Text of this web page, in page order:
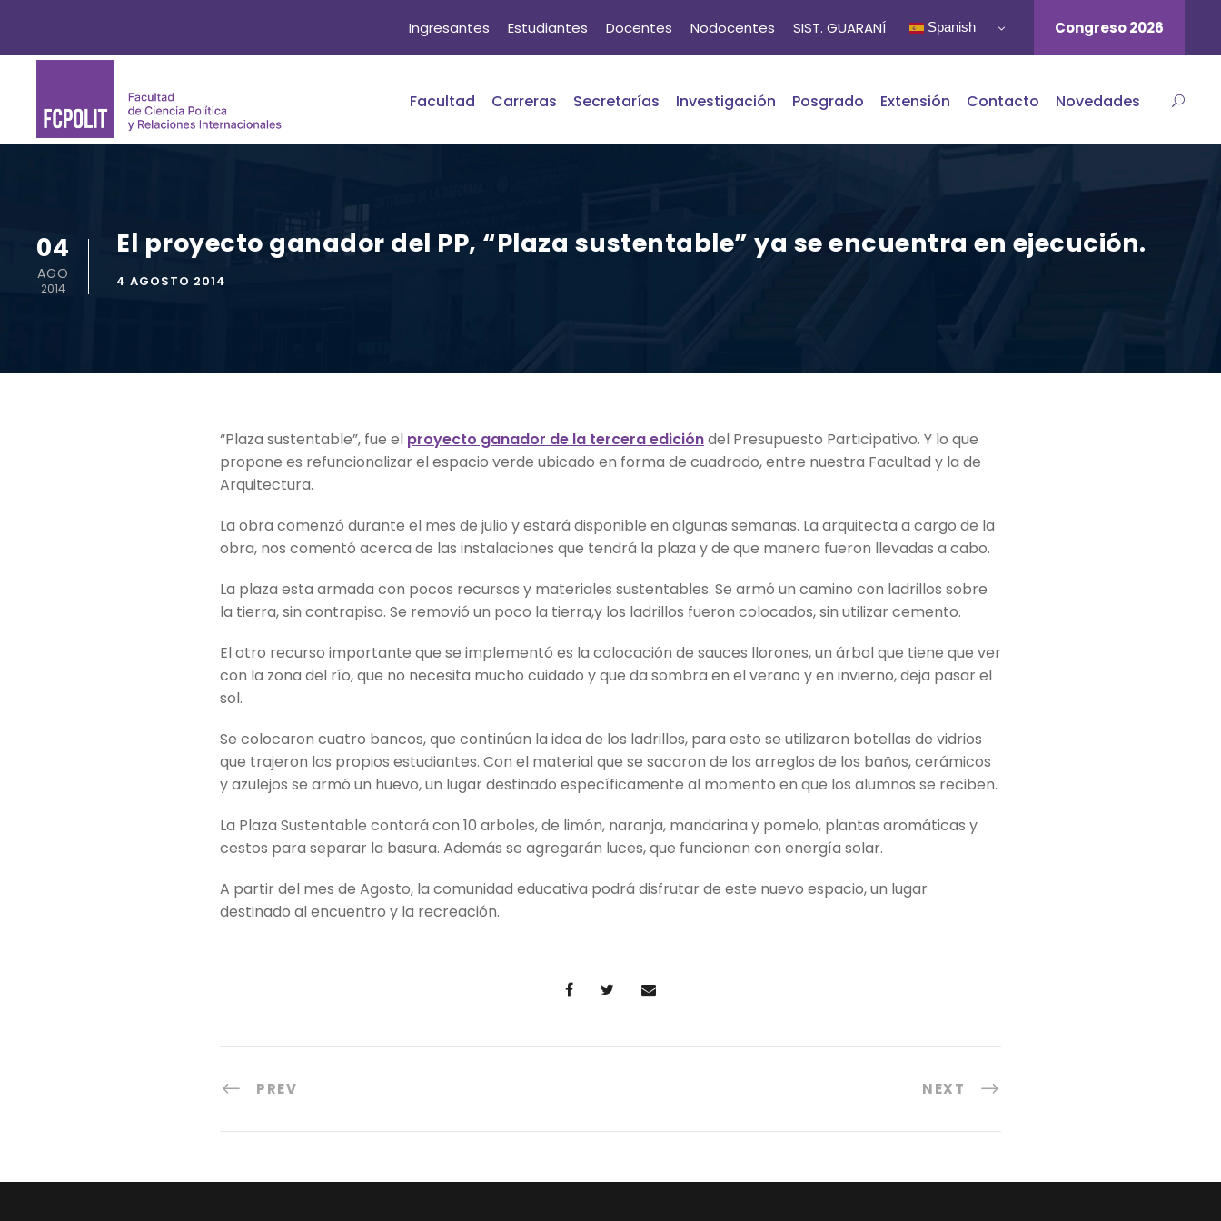
Ingresantes Estudiantes Docentes Nodocentes SIST. GUARANÍ Spanish Congreso 2026
Facultad Carreras Secretarías Investigación Posgrado Extensión Contacto Novedades
04
AGO
2014
El proyecto ganador del PP, “Plaza sustentable” ya se encuentra en ejecución.
4 AGOSTO 2014
“Plaza sustentable”, fue el proyecto ganador de la tercera edicióndel Presupuesto Participativo. Y lo que
propone es refuncionalizar el espacio verde ubicado en forma de cuadrado, entre nuestra Facultad y la de
Arquitectura.
La obra comenzó durante el mes de julio y estará disponible en algunas semanas. La arquitecta a cargo de la
obra, nos comentó acerca de las instalaciones que tendrá la plaza y de que manera fueron llevadas a cabo.
La plaza esta armada con pocos recursos y materiales sustentables. Se armó un camino con ladrillos sobre
la tierra, sin contrapiso. Se removió un poco la tierra,y los ladrillos fueron colocados, sin utilizar cemento.
El otro recurso importante que se implementó es la colocación de sauces llorones, un árbol que tiene que ver
con la zona del río, que no necesita mucho cuidado y que da sombra en el verano y en invierno, deja pasar el
sol.
Se colocaron cuatro bancos, que continúan la idea de los ladrillos, para esto se utilizaron botellas de vidrios
que trajeron los propios estudiantes. Con el material que se sacaron de los arreglos de los baños, cerámicos
y azulejos se armó un huevo, un lugar destinado específicamente al momento en que los alumnos se reciben.
La Plaza Sustentable contará con 10 arboles, de limón, naranja, mandarina y pomelo, plantas aromáticas y
cestos para separar la basura. Además se agregarán luces, que funcionan con energía solar.
A partir del mes de Agosto, la comunidad educativa podrá disfrutar de este nuevo espacio, un lugar
destinado al encuentro y la recreación.
PREV NEXT